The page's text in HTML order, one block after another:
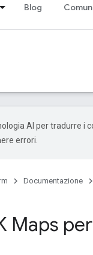
Blog
AI per tradurre i
errori.
Documentazione
Maps